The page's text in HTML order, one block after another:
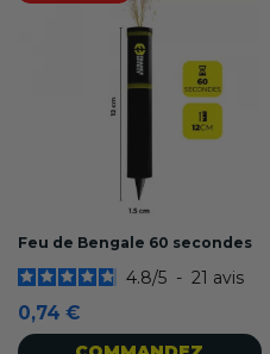
Feu de Bengale 60 secondes
4.8/5 - 21 avis
0,74 €